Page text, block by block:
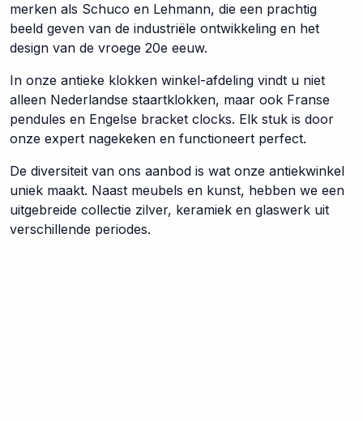
merken als Schuco en Lehmann, die een prachtig
beeld geven van de industriële ontwikkeling en het
design van de vroege 20e eeuw.
In onze antieke klokken winkel-afdeling vindt u niet
alleen Nederlandse staartklokken, maar ook Franse
pendules en Engelse bracket clocks. Elk stuk is door
onze expert nagekeken en functioneert perfect.
De diversiteit van ons aanbod is wat onze antiekwinkel
uniek maakt. Naast meubels en kunst, hebben we een
uitgebreide collectie zilver, keramiek en glaswerk uit
verschillende periodes.